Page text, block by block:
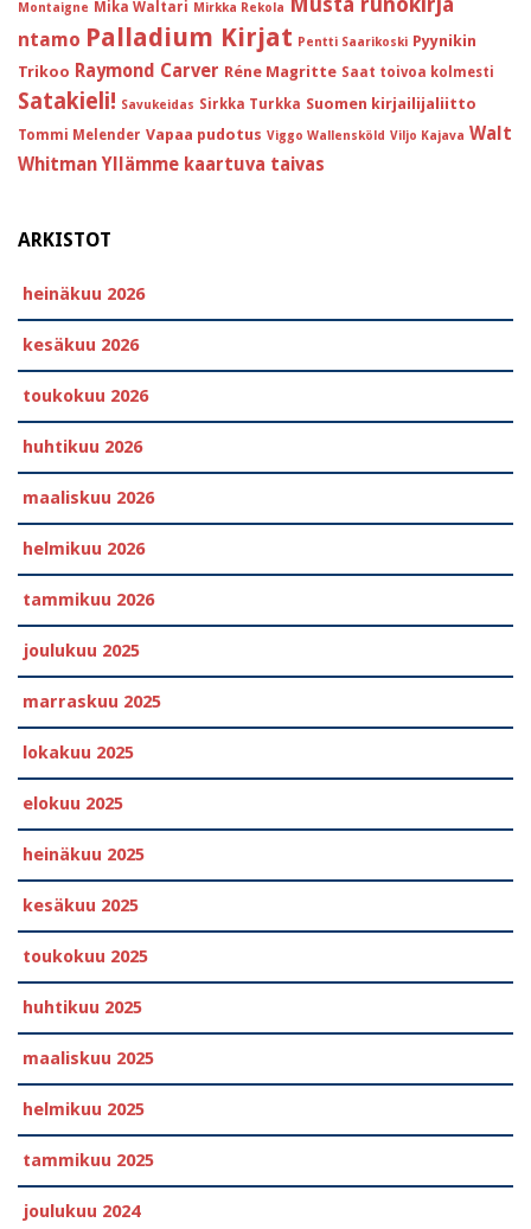
Montaigne Mika Waltari Mirkka Rekola
ntamo Palladium Kirjat Pentti Saarikoski Pyynikin
Trikoo Raymond Carver Réne Magritte Saat toivoa kolmesti
Satakieli! Savukeidas Sirkka Turkka Suomen kirjailijaliitto
Tommi Melender Vapaa pudotus Viggo Wallensköld Viljo Kajava Walt
Whitman Yllämme kaartuva taivas
ARKISTOT
heinäkuu 2026
kesäkuu 2026
toukokuu 2026
huhtikuu 2026
maaliskuu 2026
helmikuu 2026
tammikuu 2026
joulukuu 2025
marraskuu 2025
lokakuu 2025
elokuu 2025
heinäkuu 2025
kesäkuu 2025
toukokuu 2025
huhtikuu 2025
maaliskuu 2025
helmikuu 2025
tammikuu 2025
joulukuu 2024